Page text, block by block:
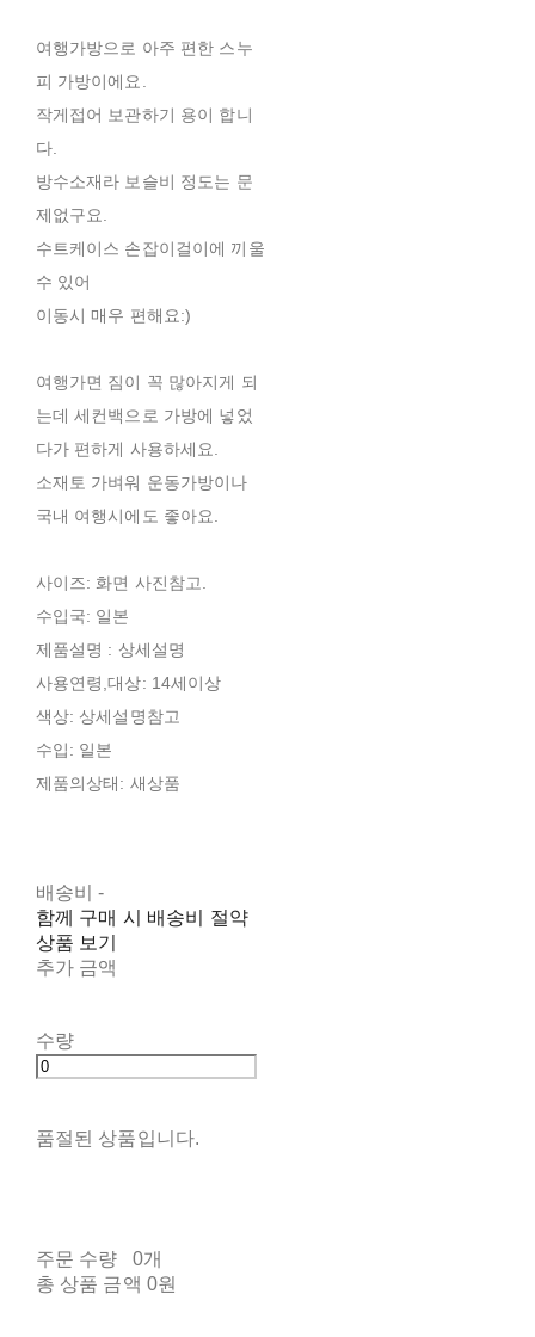
여행가방으로 아주 편한 스누
피 가방이에요.
작게접어 보관하기 용이 합니
다.
방수소재라 보슬비 정도는 문
제없구요.
수트케이스 손잡이걸이에 끼울
수 있어
이동시 매우 편해요:)
여행가면 짐이 꼭 많아지게 되
는데 세컨백으로 가방에 넣었
다가 편하게 사용하세요.
소재토 가벼워 운동가방이나
국내 여행시에도 좋아요.
사이즈: 화면 사진참고.
수입국: 일본
제품설명 : 상세설명
사용연령,대상: 14세이상
색상: 상세설명참고
수입: 일본
제품의상태: 새상품
배송비-
함께 구매 시 배송비 절약
상품 보기
추가 금액
수량
품절된 상품입니다.
주문 수량
0개
총 상품 금액 0원